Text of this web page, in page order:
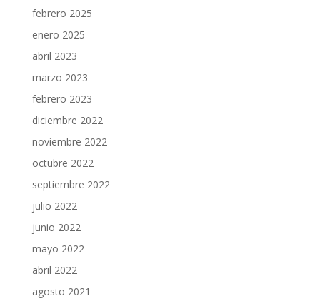
febrero 2025
enero 2025
abril 2023
marzo 2023
febrero 2023
diciembre 2022
noviembre 2022
octubre 2022
septiembre 2022
julio 2022
junio 2022
mayo 2022
abril 2022
agosto 2021